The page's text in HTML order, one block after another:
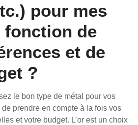
pour mes
fonction de
et de
?
le bon type de métal pour vos
prendre en compte à la fois vos
et votre budget. L’or est un choix